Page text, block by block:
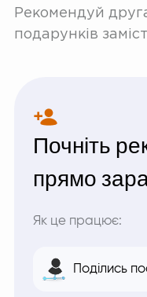
Рекомендуй
подарунків
Почніть
прямо
Як це працює:
Поділись